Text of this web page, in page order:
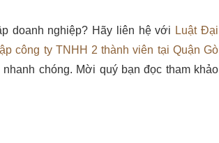
doanh nghiệp? Hãy liên hệ với Luật Đại
công ty TNHH 2 thành viên tại Quận Gò
chóng. Mời quý bạn đọc tham khảo